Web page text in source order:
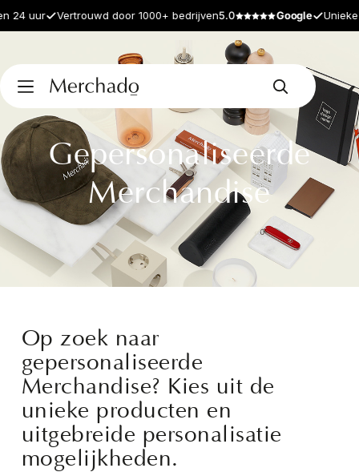
Vertrouwd door 1000+ bedrijven5.0 Google Unieke
Gepersonaliseerde
Merchandise
Op zoek naar
gepersonaliseerde
Merchandise? Kies uit de
unieke producten en
uitgebreide personalisatie
mogelijkheden.